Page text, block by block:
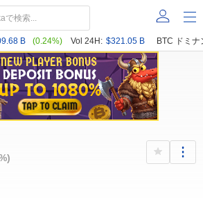
B (0.24%) Vol 24H: $321.05 B BTC ドミナ